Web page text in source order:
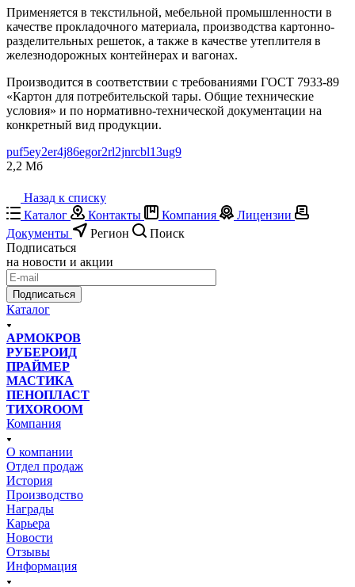
Применяется в текстильной, мебельной промышленности в
качестве прокладочного материала, производства картонно-
разделительных решеток, а также в качестве утеплителя в
железнодорожных контейнерах и вагонах.
Производится в соответствии с требованиями ГОСТ 7933-89
«Картон для потребительской тары. Общие технические
условия» и по нормативно-технической документации на
конкретный вид продукции.
puf5ey2er4j86egor2rl2jnrcbl13ug9
2,2 Мб
Назад к списку
Каталог
Контакты Компания
Лицензии
Документы
Регион
Поиск
Подписаться
на новости и акции
Подписаться
Каталог
АРМОКРОВ
РУБЕРОИД
ПРАЙМЕР
МАСТИКА
ПЕНОПЛАСТ
ТИХОROOM
Компания
О компании
Отдел продаж
История
Производство
Награды
Карьера
Новости
Отзывы
Информация